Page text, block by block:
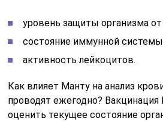
уровень защиты организма от
состояние иммунной
активность лейкоцитов.
Как влияет Манту на анализ
проводят ежегодно? Вакцинация
оценить текущее состояние